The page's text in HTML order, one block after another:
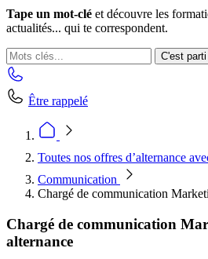
Tape un mot-clé et découvre les
actualités... qui te correspondent.
C'est parti
Être rappelé
Toutes nos offres d’alternance
Communication
Chargé de communication
Chargé de communication
alternance